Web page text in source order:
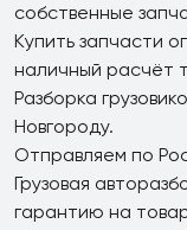
собственные
Купить запчасти
наличный расчёт
Разборка
Новгороду.
Отправляем по
Грузовая
гарантию на